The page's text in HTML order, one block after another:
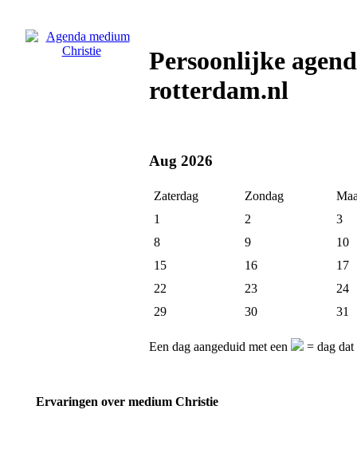
Persoonlijke
rotterdam.nl
Aug 2026
Zaterdag Zondag
1
2
3
8
9
10
15
16
17
22
23
24
29
30 31
Een dag aangeduid met een = dag
Ervaringen over medium Christie